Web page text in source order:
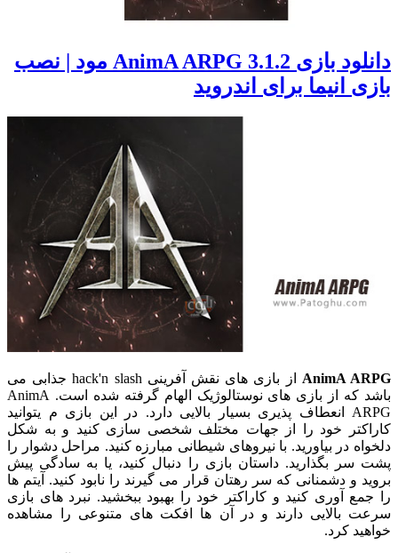
دانلود بازی 3.1.2 AnimA ARPG مود | نصب
بازی انیما برای اندروید
AnimA ARPG
از بازی های نقش آفرینی hack'n slash جذابی می
باشد که از بازی های نوستالوژیک الهام گرفته شده است. AnimA
ARPG انعطاف پذیری بسیار بالایی دارد. در این بازی م یتوانید
کاراکتر خود را از جهات مختلف شخصی سازی کنید و به شکل
دلخواه در بیاورید. با نیروهای شیطانی مبارزه کنید. مراحل دشوار را
پشت سر بگذارید. داستان بازی را دنبال کنید، یا به سادگی پیش
بروید و دشمنانی که سر رهتان قرار می گیرند را نابود کنید. آیتم ها
را جمع آوری کنید و کاراکتر خود را بهبود ببخشید. نبرد های بازی
سرعت بالایی دارند و در آن ها افکت های متنوعی را مشاهده
خواهید کرد.